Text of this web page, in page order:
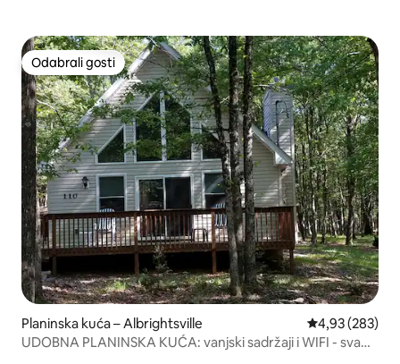
Odabrali gosti
Odabrali gosti
Planinska kuća – Albrightsville Prosječna
4,93 (283)
UDOBNA PLANINSKA KUĆA: vanjski sadržaji i WIFI - sva